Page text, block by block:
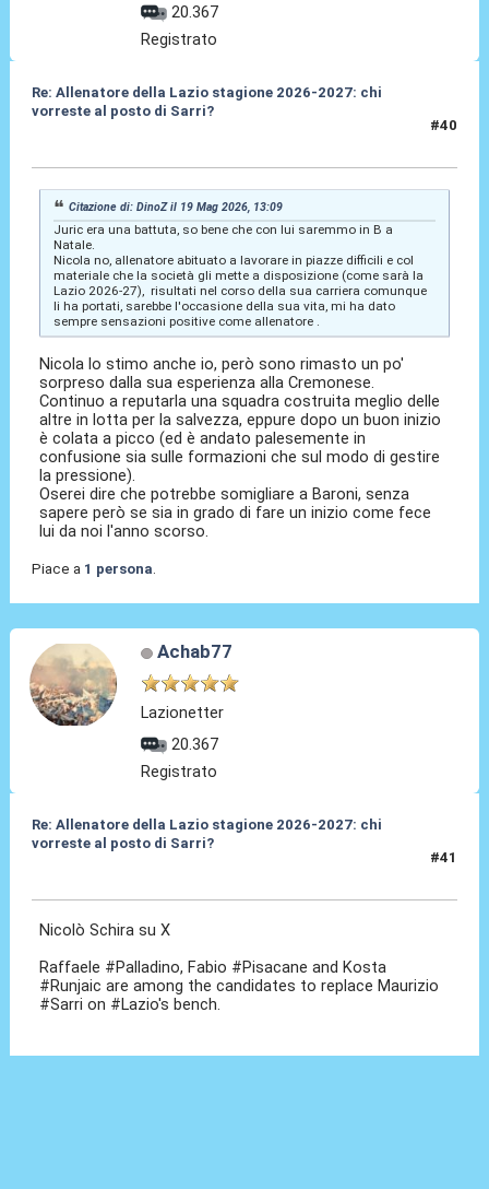
20.367
Registrato
Re: Allenatore della Lazio stagione 2026-2027: chi
vorreste al posto di Sarri?
#40
Citazione di: DinoZ il 19 Mag 2026, 13:09
Juric era una battuta, so bene che con lui saremmo in B a
Natale.
Nicola no, allenatore abituato a lavorare in piazze difficili e col
materiale che la società gli mette a disposizione (come sarà la
Lazio 2026-27), risultati nel corso della sua carriera comunque
li ha portati, sarebbe l'occasione della sua vita, mi ha dato
sempre sensazioni positive come allenatore .
Nicola lo stimo anche io, però sono rimasto un po'
sorpreso dalla sua esperienza alla Cremonese.
Continuo a reputarla una squadra costruita meglio delle
altre in lotta per la salvezza, eppure dopo un buon inizio
è colata a picco (ed è andato palesemente in
confusione sia sulle formazioni che sul modo di gestire
la pressione).
Oserei dire che potrebbe somigliare a Baroni, senza
sapere però se sia in grado di fare un inizio come fece
lui da noi l'anno scorso.
Piace a 1 persona.
Achab77
Lazionetter
20.367
Registrato
Re: Allenatore della Lazio stagione 2026-2027: chi
vorreste al posto di Sarri?
#41
Nicolò Schira su X
Raffaele #Palladino, Fabio #Pisacane and Kosta
#Runjaic are among the candidates to replace Maurizio
#Sarri on #Lazio's bench.